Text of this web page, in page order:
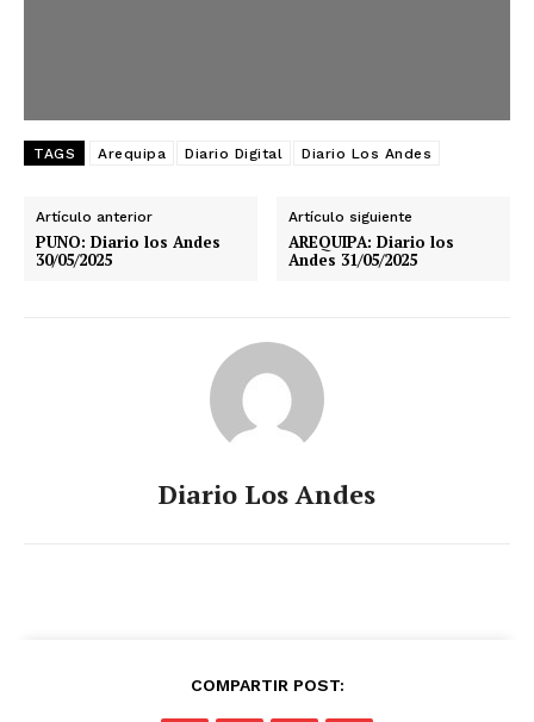
TAGS Arequipa Diario Digital Diario Los Andes
Artículo anterior
PUNO: Diario los Andes
30/05/2025
Artículo siguiente
AREQUIPA: Diario los
Andes 31/05/2025
Diario Los Andes
COMPARTIR POST: